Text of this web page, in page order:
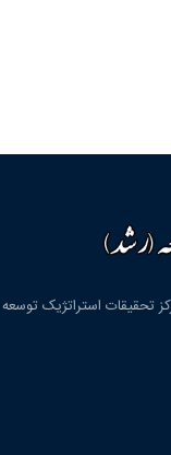
بلوار دانشگاه، بلوار شهید مولوی، کوچه دوم، پلاک ۱۳، مرکز تحقیقات استراتژیک توسعه